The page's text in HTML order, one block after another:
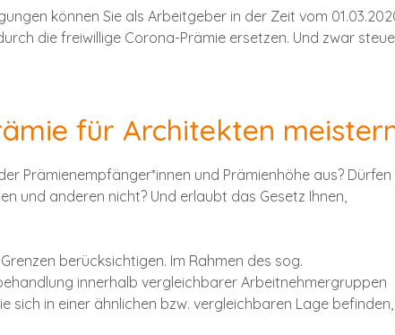
können Sie als Arbeitgeber in der Zeit vom
die freiwillige Corona-Prämie ersetzen. Und zwar
für Architekten
Prämienempfänger*innen und Prämienhöhe aus? Dürfen
und anderen nicht? Und erlaubt das Gesetz Ihnen,
berücksichtigen. Im Rahmen des sog.
innerhalb vergleichbarer Arbeitnehmergruppen
sich in einer ähnlichen bzw. vergleichbaren Lage